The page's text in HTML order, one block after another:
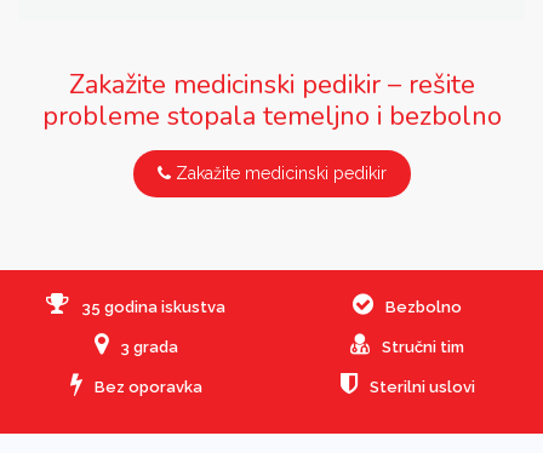
Zakažite medicinski pedikir – rešite
probleme stopala temeljno i bezbolno
Zakažite medicinski pedikir
35 godina iskustva Bezbolno
3 grada Stručni tim
Bez oporavka Sterilni uslovi